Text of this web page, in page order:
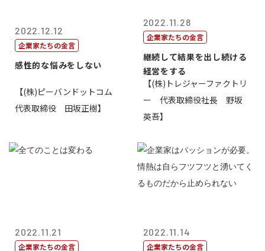
2022.12.12
企業家たちの金言
感性的な悩みをしない
【(株)ピーバンドットコム
代表取締役 田坂正樹】
2022.11.28
企業家たちの金言
継続して結果を出し続ける
経営をする
【(株)トレジャーファクトリ
ー 代表取締役社長 野坂
英吾】
2022.11.21
企業家たちの金言
2022.11.14
企業家たちの金言